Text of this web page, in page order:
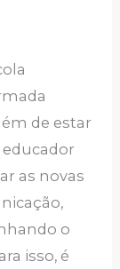
de estar
as novas
o
isso, é